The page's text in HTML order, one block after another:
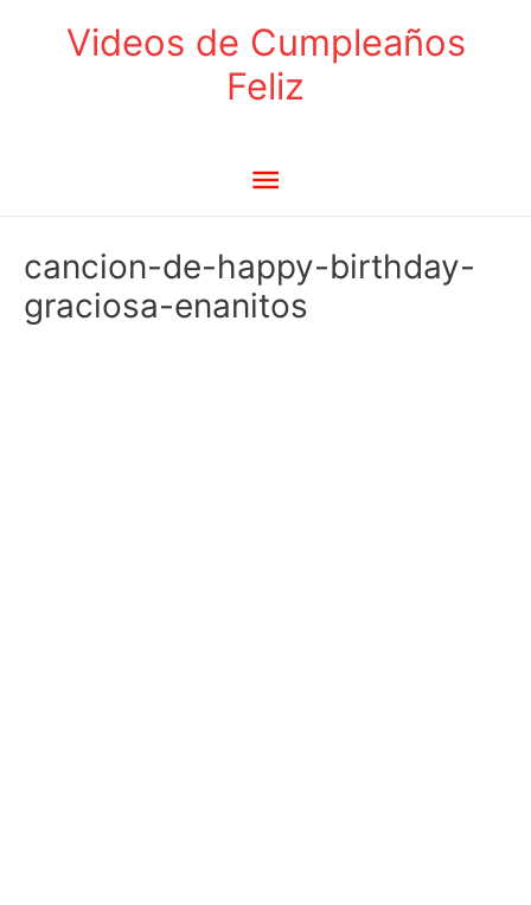
Videos de Cumpleaños
Feliz
Menú
cancion-de-happy-birthday-
graciosa-enanitos